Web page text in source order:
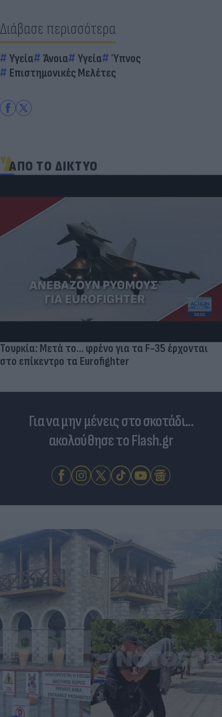
Διάβασε περισσότερα
Υγεία Άνοια Υγεία
Ύπνος
Επιστημονικές Μελέτες
ΑΠΟ ΤΟ ΔΙΚΤΥΟ
Τουρκία: Μετά το... φρένο για τα F-35 έρχονται
στο επίκεντρο τα Eurofighter
Για να μην μένεις στο σκοτάδι...
ακολούθησε το Flash.gr